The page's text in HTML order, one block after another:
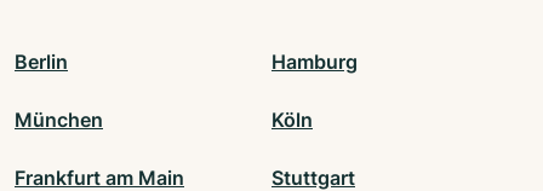
Berlin Hamburg
München Köln
Frankfurt am Main Stuttgart